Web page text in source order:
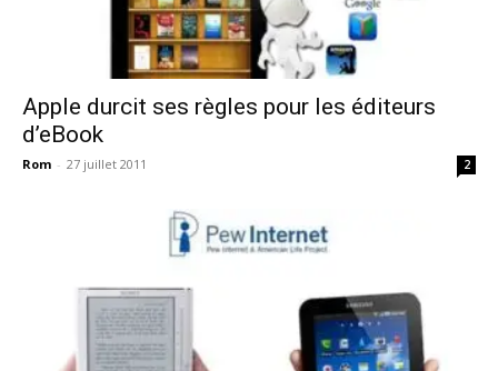
Apple durcit ses règles pour les éditeurs
d’eBook
Rom - 27 juillet 2011 2